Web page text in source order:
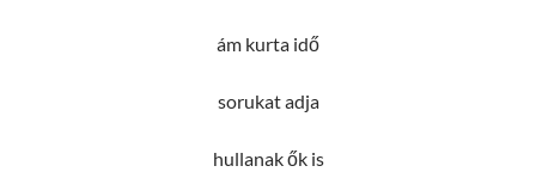
ám kurta idő
sorukat adja
hullanak ők is